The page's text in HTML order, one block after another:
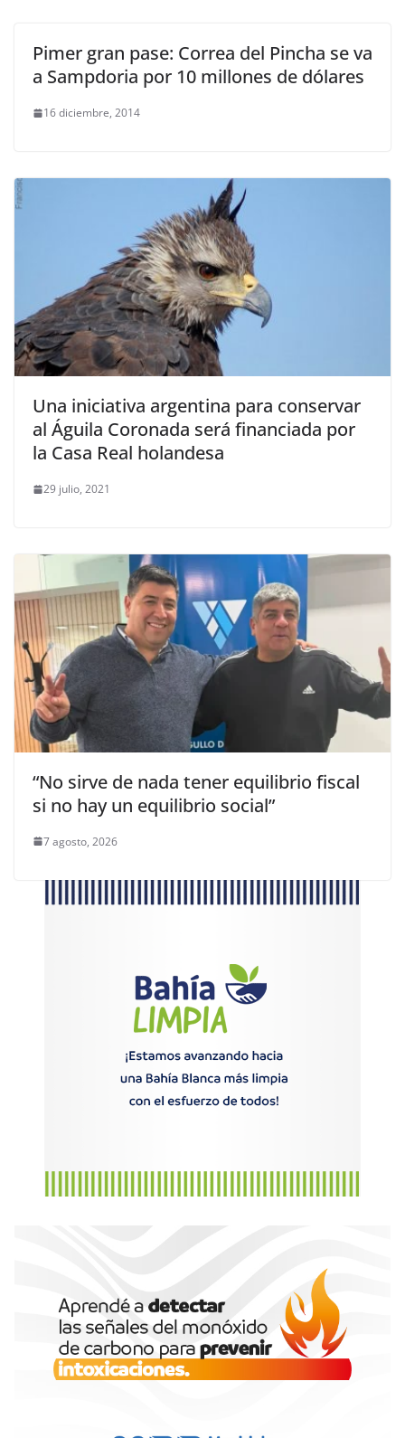
Pimer gran pase: Correa del Pincha se va
a Sampdoria por 10 millones de dólares
16 diciembre, 2014
Una iniciativa argentina para conservar
al Águila Coronada será financiada por
la Casa Real holandesa
29 julio, 2021
“No sirve de nada tener equilibrio fiscal
si no hay un equilibrio social”
7 agosto, 2026